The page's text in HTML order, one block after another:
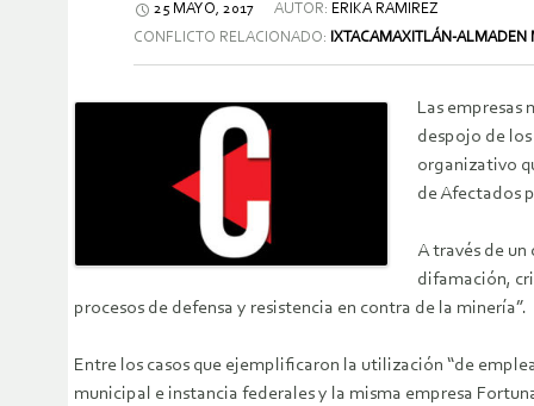
25 MAYO, 2017 AUTOR: ERIKA RAMIREZ
CONFLICTO RELACIONADO: IXTACAMAXITLÁN-ALMADEN
Las empresas
despojo de
organizativo
de Afectados
A través de
difamación,
procesos de defensa y resistencia en contra de la minería”.
Entre los casos que ejemplificaron la utilización “de
municipal e instancia federales y la misma empresa